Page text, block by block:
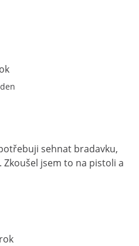
sehnat bradavku,
jsem to na pistoli a